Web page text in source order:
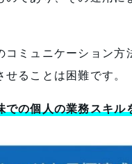
ミュニケーション方
ることは困難です。
の個人の業務スキル